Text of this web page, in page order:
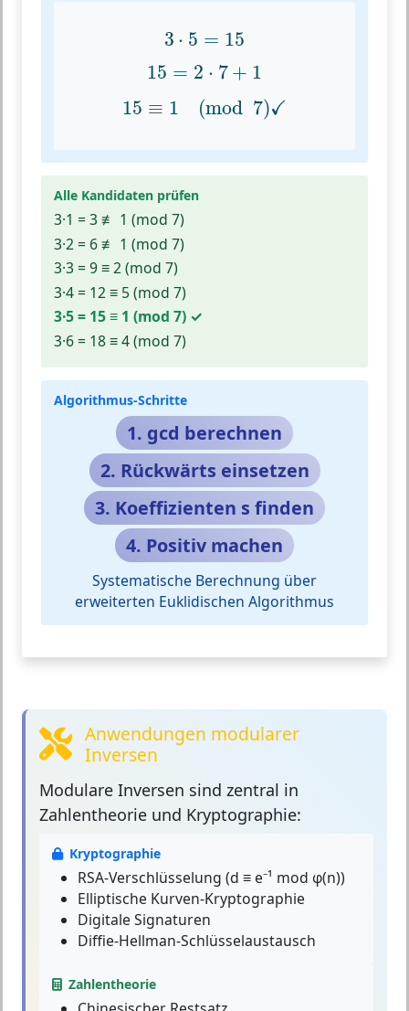
3 ⋅ 5 = 15
⋅5 15
15 = 2 ⋅ 7 + 1
15=2 7+ 1
15 ≡ 1 (mod 7)✓
15≡1 mod 7 ✓
Alle Kandidaten prüfen
3·1 = 3 ≢ 1 (mod 7)
3·2 = 6 ≢ 1 (mod 7)
3·3 = 9 ≡ 2 (mod 7)
3·4 = 12 ≡ 5 (mod 7)
3·5 = 15 ≡ 1 (mod 7) ✓
3·6 = 18 ≡ 4 (mod 7)
Algorithmus-Schritte
1. gcd berechnen
2. Rückwärts einsetzen
3. Koeffizienten s finden
4. Positiv machen
Systematische Berechnung über
erweiterten Euklidischen Algorithmus
Anwendungen modularer
Inversen
Modulare Inversen sind zentral in
Zahlentheorie und Kryptographie:
Kryptographie
RSA-Verschlüsselung (d ≡ e⁻¹ mod φ(n))
Elliptische Kurven-Kryptographie
Digitale Signaturen
Diffie-Hellman-Schlüsselaustausch
Zahlentheorie